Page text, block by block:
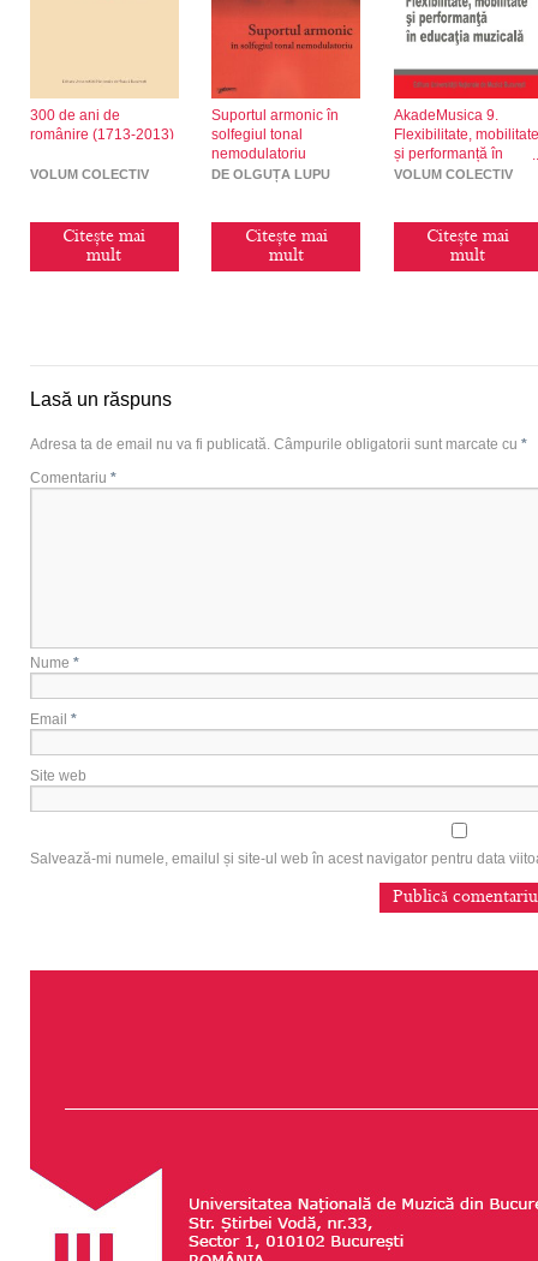
300 de ani de
românire (1713-2013)
VOLUM COLECTIV
Citește mai
mult
Suportul armonic în
solfegiul tonal
nemodulatoriu
DE OLGUȚA LUPU
Citește mai
mult
AkadeMusica 9.
Flexibilitate, mobilitate
și performanță în
educația muzicală
VOLUM COLECTIV
Citește mai
mult
Lasă un răspuns
Adresa ta de email nu va fi publicată. Câmpurile obligatorii sunt marcate cu *
Comentariu *
Nume *
Email *
Site web
Salvează-mi numele, emailul și site-ul web în acest navigator pentru data